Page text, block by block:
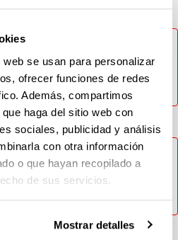
se usan para personalizar
ofrecer funciones de redes
Además, compartimos
haga del sitio web con
sociales, publicidad y análisis
con otra información
o que hayan recopilado a
de sus servicios.
Mostrar detalles
contenido, inténtelo más
persista contacte con
cau@ehu.eus / Web:
el contenido, inténtelo más
persista contacte con
cau@ehu.eus / Web: